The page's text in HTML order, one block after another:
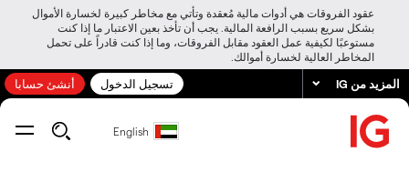
عقود الفروقات هي أدوات مالية مُعقدة وتأتي مع مخاطر كبيرة لخسارة الأموال
بشكل سريع بسبب الرافعة المالية. يجب أن تأخذ بعين الاعتبار ما إذا كنت
مستوعبًا لكيفية عمل العقود مقابل الفروقات، وما إذا كنت قادراً على تحمل
المخاطر العالية لخسارة أموالك.
المزيد من IG تسجيل الدخول أنشئ حسابا
English